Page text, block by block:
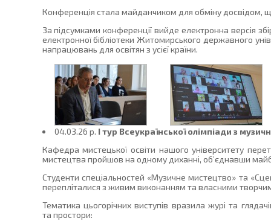
Конференція стала майданчиком для обміну досвідом, що
За підсумками конференції вийде електронна версія
електронної бібліотеки Житомирського державного
напрацювань для освітян з усієї країни.
04.03.26 p. І тур Всеукраїнської олімпіади з
Кафедра мистецької освіти нашого університету
мистецтва пройшов на одному диханні, об’єднавши
Студенти спеціальностей «Музичне мистецтво» та
перепліталися з живим виконанням та власними
Тематика цьогорічних виступів вразила журі та
та простори: